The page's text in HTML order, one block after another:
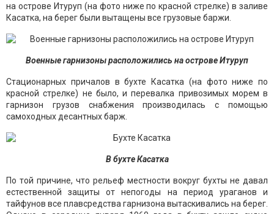
на острове Итуруп (на фото ниже по красной стрелке) в заливе
Касатка, на берег были вытащены все грузовые баржи.
Военные гарнизоны расположились на острове Итуруп
Стационарных причалов в бухте Касатка (на фото ниже по
красной стрелке) не было, и перевалка привозимых морем в
гарнизон грузов снабжения производилась с помощью
самоходных десантных барж.
В бухте Касатка
По той причине, что рельеф местности вокруг бухты не давал
естественной защиты от непогоды на период ураганов и
тайфунов все плавсредства гарнизона вытаскивались на берег.